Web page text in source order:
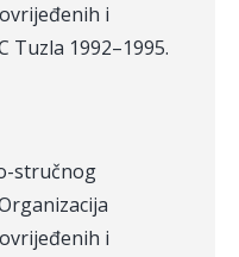
i
Tuzla 1992–1995.
stručnog
i